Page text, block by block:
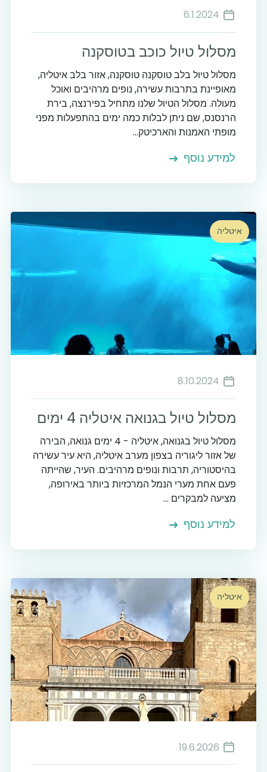
6.1.2024
מסלול טיול כוכב בטוסקנה
מסלול טיול בלב טוסקנה טוסקנה, אזור בלב איטליה,
מאופיינת בתרבות עשירה, נופים מרהיבים ואוכל
מעולה. מסלול הטיול שלנו מתחיל בפירנצה, בירת
הרנסנס, שם ניתן לבלות כמה ימים בהתפעלות מפני
מופתי האמנות והארכיטק...
למידע נוסף
איטליה
8.10.2024
מסלול טיול בגנואה איטליה 4 ימים
מסלול טיול בגנואה, איטליה - 4 ימים גנואה, הבירה
של אזור ליגוריה בצפון מערב איטליה, היא עיר עשירה
בהיסטוריה, תרבות ונופים מרהיבים. העיר, שהייתה
פעם אחת מערי הנמל המרכזיות ביותר באירופה,
מציעה למבקרים ...
למידע נוסף
איטליה
19.6.2026